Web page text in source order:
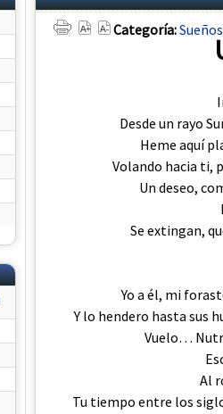
Categoría:Sueños
Desde un rayo
Heme aquí
Volando hacia ti,
Un deseo,
Se extingan,
Yo a él, mi
Y lo hendero hasta sus
Vuelo…
Al
Tu tiempo entre los